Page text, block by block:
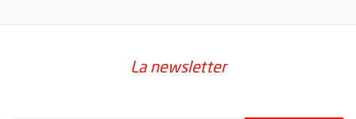
La newsletter